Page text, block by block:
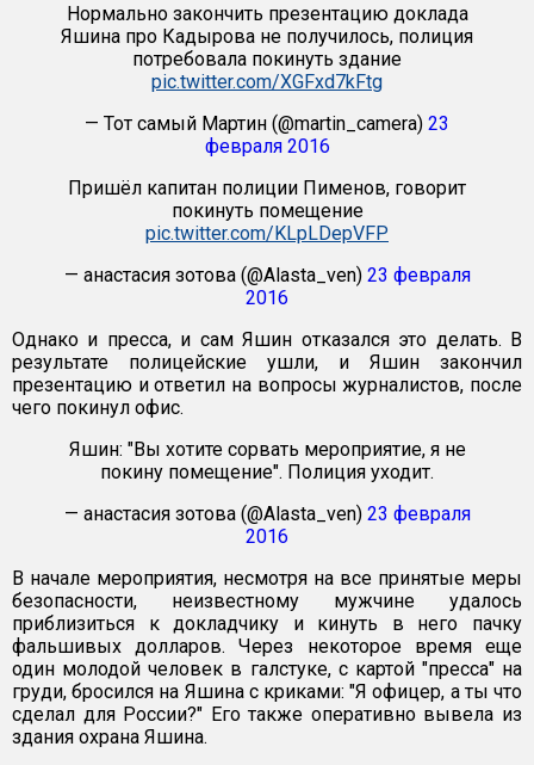
Нормально закончить презентацию доклада
Яшина про Кадырова не получилось, полиция
потребовала покинуть здание
pic.twitter.com/XGFxd7kFtg
— Тот самый Мартин (@martin_camera) 23
февраля 2016
Пришёл капитан полиции Пименов, говорит
покинуть помещение
pic.twitter.com/KLpLDepVFP
— анастасия зотова (@Alasta_ven) 23 февраля
2016
Однако и пресса, и сам Яшин отказался это делать. В
результате полицейские ушли, и Яшин закончил
презентацию и ответил на вопросы журналистов, после
чего покинул офис.
Яшин: "Вы хотите сорвать мероприятие, я не
покину помещение". Полиция уходит.
— анастасия зотова (@Alasta_ven) 23 февраля
2016
В начале мероприятия, несмотря на все принятые меры
безопасности, неизвестному мужчине удалось
приблизиться к докладчику и кинуть в него пачку
фальшивых долларов. Через некоторое время еще
один молодой человек в галстуке, с картой "пресса" на
груди, бросился на Яшина с криками: "Я офицер, а ты что
сделал для России?" Его также оперативно вывела из
здания охрана Яшина.